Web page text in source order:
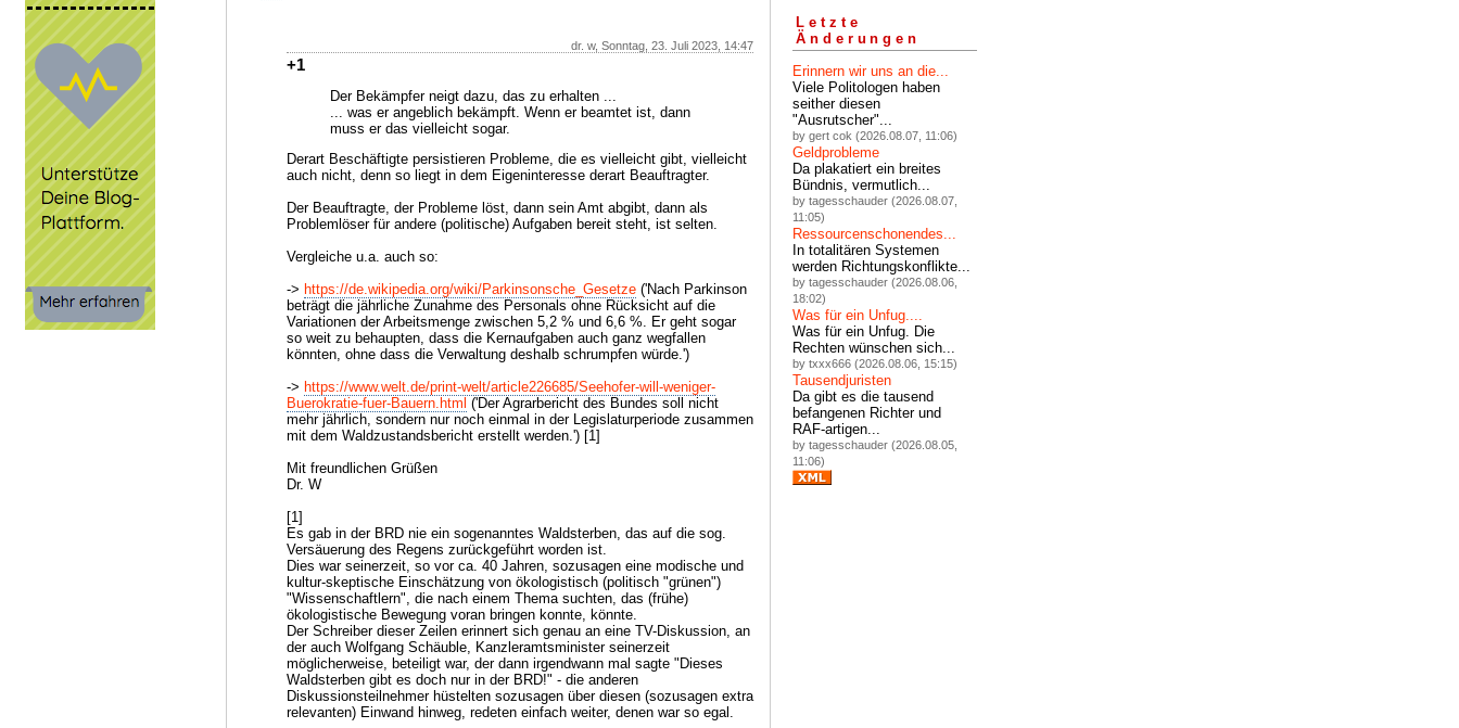
dr. w, Sonntag, 23. Juli 2023, 14:47
+1
Der Bekämpfer neigt dazu, das zu erhalten ...
... was er angeblich bekämpft. Wenn er beamtet ist, dann
muss er das vielleicht sogar.
Derart Beschäftigte persistieren Probleme, die es vielleicht gibt, vielleicht
auch nicht, denn so liegt in dem Eigeninteresse derart Beauftragter.
Der Beauftragte, der Probleme löst, dann sein Amt abgibt, dann als
Problemlöser für andere (politische) Aufgaben bereit steht, ist selten.
Vergleiche u.a. auch so:
-> https://de.wikipedia.org/wiki/Parkinsonsche_Gesetze ('Nach Parkinson
beträgt die jährliche Zunahme des Personals ohne Rücksicht auf die
Variationen der Arbeitsmenge zwischen 5,2 % und 6,6 %. Er geht sogar
so weit zu behaupten, dass die Kernaufgaben auch ganz wegfallen
könnten, ohne dass die Verwaltung deshalb schrumpfen würde.')
-> https://www.welt.de/print-welt/article226685/Seehofer-will-weniger-
Buerokratie-fuer-Bauern.html ('Der Agrarbericht des Bundes soll nicht
mehr jährlich, sondern nur noch einmal in der Legislaturperiode zusammen
mit dem Waldzustandsbericht erstellt werden.') [1]
Mit freundlichen Grüßen
Dr. W
[1]
Es gab in der BRD nie ein sogenanntes Waldsterben, das auf die sog.
Versäuerung des Regens zurückgeführt worden ist.
Dies war seinerzeit, so vor ca. 40 Jahren, sozusagen eine modische und
kultur-skeptische Einschätzung von ökologistisch (politisch "grünen")
"Wissenschaftlern", die nach einem Thema suchten, das (frühe)
ökologistische Bewegung voran bringen konnte, könnte.
Der Schreiber dieser Zeilen erinnert sich genau an eine TV-Diskussion, an
der auch Wolfgang Schäuble, Kanzleramtsminister seinerzeit
möglicherweise, beteiligt war, der dann irgendwann mal sagte "Dieses
Waldsterben gibt es doch nur in der BRD!" - die anderen
Diskussionsteilnehmer hüstelten sozusagen über diesen (sozusagen extra
relevanten) Einwand hinweg, redeten einfach weiter, denen war so egal.
Letzte
Änderungen
Erinnern wir uns an die...
Viele Politologen haben
seither diesen
"Ausrutscher"...
by gert cok (2026.08.07, 11:06)
Geldprobleme
Da plakatiert ein breites
Bündnis, vermutlich...
by tagesschauder (2026.08.07,
11:05)
Ressourcenschonendes...
In totalitären Systemen
werden Richtungskonflikte...
by tagesschauder (2026.08.06,
18:02)
Was für ein Unfug....
Was für ein Unfug. Die
Rechten wünschen sich...
by txxx666 (2026.08.06, 15:15)
Tausendjuristen
Da gibt es die tausend
befangenen Richter und
RAF-artigen...
by tagesschauder (2026.08.05,
11:06)